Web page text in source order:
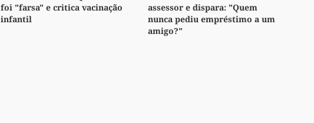
foi "farsa" e critica vacinação
infantil
assessor e dispara: "Quem
nunca pediu empréstimo a um
amigo?"